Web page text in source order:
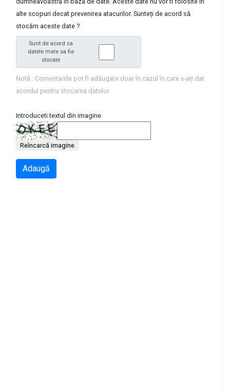
alte scopuri decat prevenirea atacurilor. Sunteți de acord să
stocăm aceste date ?
Sunt de acord ca
datele mele sa fie
stocate
Notă : Comentariile pot fi adăugate doar în cazul în care v-ați dat
acordul pentru stocarea datelor
Introduceti textul din imagine
Reîncarcă imagine
Adaugă